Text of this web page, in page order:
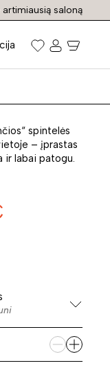
artimiausią saloną
spintelės
– įprastas
ir labai patogu.